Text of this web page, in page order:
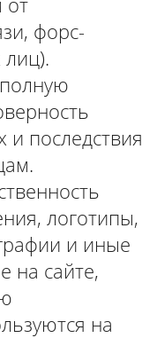
форс-
последствия
логотипы,
и иные
на сайте,
на